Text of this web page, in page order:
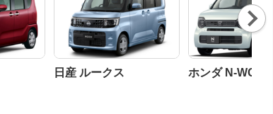
日産 ルークス ホンダ N-WGN
Nex
t